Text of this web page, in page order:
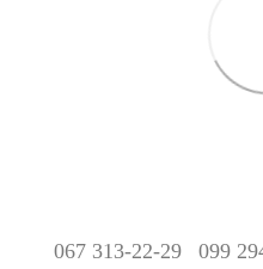
067 313-22-29 099